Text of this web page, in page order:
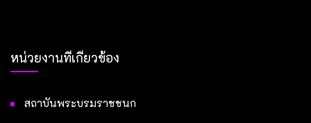
หน่วยงานที่เกี่ยวข้อง
สถาบันพระบรมราชชนก